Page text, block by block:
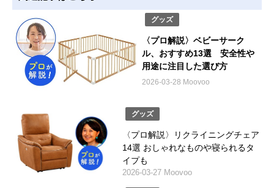
グッズ
〈プロ解説〉ベビーサーク
ル、おすすめ13選 安全性や
用途に注目した選び方
2026-03-28 Moovoo
グッズ
〈プロ解説〉リクライニングチェア
14選 おしゃれなものや寝られるタ
イプも
2026-03-27 Moovoo